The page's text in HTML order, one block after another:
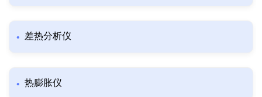
差热分析仪
热膨胀仪